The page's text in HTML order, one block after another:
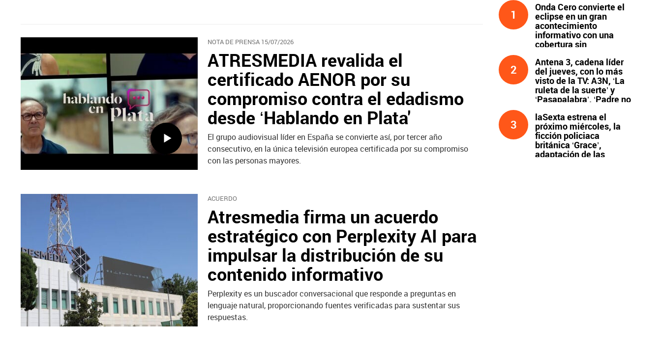
NOTA DE PRENSA 15/07/2026
ATRESMEDIA revalida el
certificado AENOR por su
compromiso contra el edadismo
desde ‘Hablando en Plata'
El grupo audiovisual líder en España se convierte así, por tercer año
consecutivo, en la única televisión europea certificada por su compromiso
con las personas mayores.
ACUERDO
Atresmedia firma un acuerdo
estratégico con Perplexity AI para
impulsar la distribución de su
contenido informativo
Perplexity es un buscador conversacional que responde a preguntas en
lenguaje natural, proporcionando fuentes verificadas para sustentar sus
respuestas.
1
Onda Cero convierte el
eclipse en un gran
acontecimiento
informativo con una
cobertura sin
2
Antena 3, cadena líder
del jueves, con lo más
visto de la TV: A3N, ‘La
ruleta de la suerte’ y
‘Pasapalabra’. ‘Padre no
de la noche
3
laSexta estrena el
próximo miércoles, la
ficción policiaca
británica ‘Grace’,
adaptación de las